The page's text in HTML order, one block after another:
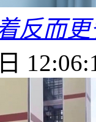
反而